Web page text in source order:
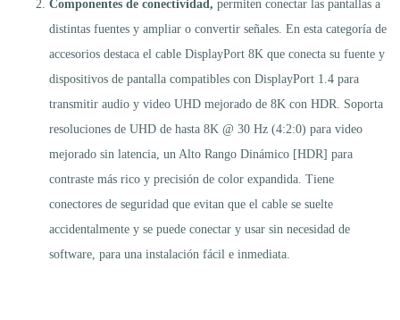
Componentes de conectividad, permiten conectar las pantallas a
distintas fuentes y ampliar o convertir señales. En esta categoría de
accesorios destaca el cable DisplayPort 8K que conecta su fuente y
dispositivos de pantalla compatibles con DisplayPort 1.4 para
transmitir audio y video UHD mejorado de 8K con HDR. Soporta
resoluciones de UHD de hasta 8K @ 30 Hz (4:2:0) para video
mejorado sin latencia, un Alto Rango Dinámico [HDR] para
contraste más rico y precisión de color expandida. Tiene
conectores de seguridad que evitan que el cable se suelte
accidentalmente y se puede conectar y usar sin necesidad de
software, para una instalación fácil e inmediata.